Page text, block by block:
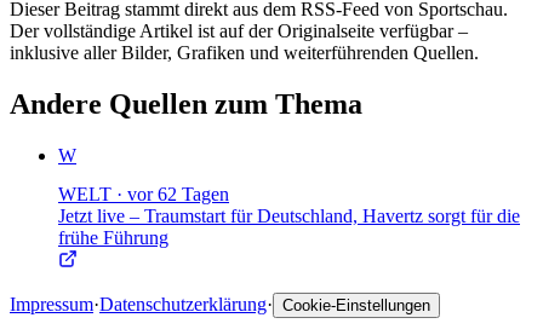
Dieser Beitrag stammt direkt aus dem RSS-Feed von Sportschau.
Der vollständige Artikel ist auf der Originalseite verfügbar –
inklusive aller Bilder, Grafiken und weiterführenden Quellen.
Andere Quellen zum Thema
W
WELT · vor 62 Tagen
Jetzt live – Traumstart für Deutschland, Havertz sorgt für die
frühe Führung
Impressum·Datenschutzerklärung· Cookie-Einstellungen